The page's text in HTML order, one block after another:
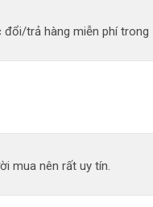
trả hàng miễn phí trong
mua nên rất uy tín.